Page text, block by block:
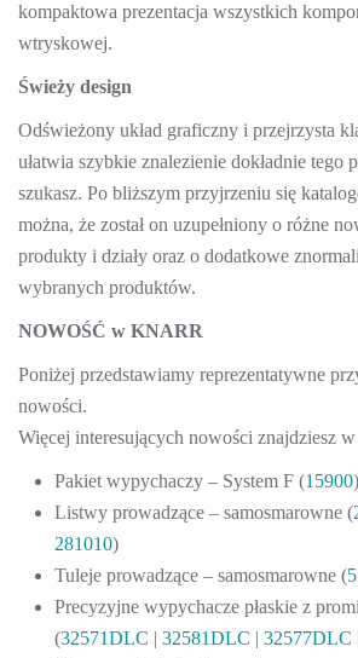
kompaktowa prezentacja wszystkich
wtryskowej.
Świeży design
Odświeżony układ graficzny i przejrzysta
ułatwia szybkie znalezienie dokładnie tego
szukasz. Po bliższym przyjrzeniu się
można, że został on uzupełniony o różne
produkty i działy oraz o dodatkowe
wybranych produktów.
NOWOŚĆ w KNARR
Poniżej przedstawiamy reprezentatywne
nowości.
Więcej interesujących nowości znajdziesz
Pakiet wypychaczy – System F (15900
Listwy prowadzące – samosmarowne (
281010)
Tuleje prowadzące – samosmarowne (
Precyzyjne wypychacze płaskie z
(32571DLC | 32581DLC | 32577DLC